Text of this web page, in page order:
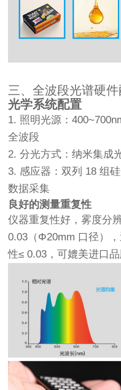
三、全波段光谱硬
光学系统配置
1. 照明光源：
全波段
2. 分光方式：纳米集成
3. 感应器：双列 18 组
数据采集
良好的测量重复性
仪器重复性好，雾度分
0.03（Φ20mm 口径）
性≤ 0.03，可媲美进口品